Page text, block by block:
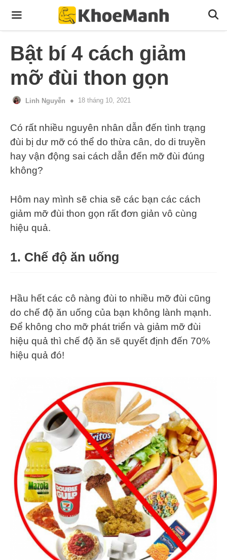
Menu
Bật bí 4 cách giảm
mỡ đùi thon gọn
Linh Nguyễn 18 tháng 10, 2021
Có rất nhiều nguyên nhân dẫn đến tình trạng
đùi bị dư mỡ có thể do thừa cân, do di truyền
hay vận động sai cách dẫn đến mỡ đùi đúng
không?
Hôm nay mình sẽ chia sẽ các bạn các cách
giảm mỡ đùi thon gọn rất đơn giản vô cùng
hiệu quả.
1. Chế độ ăn uống
Hầu hết các cô nàng đùi to nhiều mỡ đùi cũng
do chế độ ăn uống của bạn không lành mạnh.
Để không cho mỡ phát triển và giảm mỡ đùi
hiệu quả thì chế độ ăn sẽ quyết định đến 70%
hiệu quả đó!